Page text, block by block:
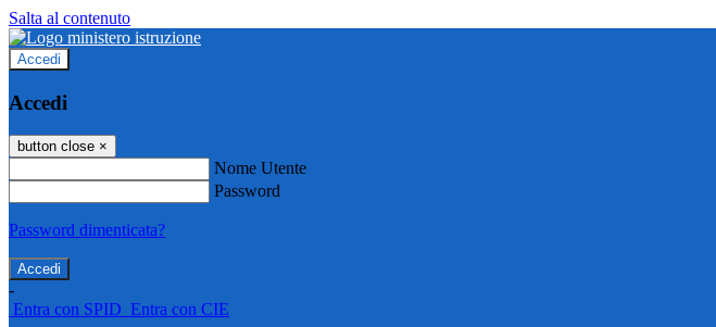
Salta al contenuto
Accedi
Accedi
button close ×
Nome Utente
Password
Password dimenticata?
-
Entra con SPID Entra con CIE